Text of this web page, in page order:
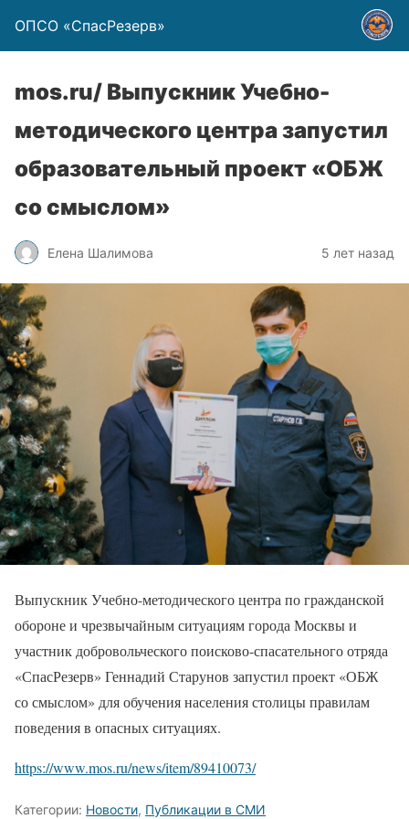
ОПСО «СпасРезерв»
mos.ru/ Выпускник Учебно-
методического центра запустил
образовательный проект «ОБЖ
со смыслом»
Елена Шалимова 5 лет назад
Выпускник Учебно-методического центра по гражданской
обороне и чрезвычайным ситуациям города Москвы и
участник добровольческого поисково-спасательного отряда
«СпасРезерв» Геннадий Старунов запустил проект «ОБЖ
со смыслом» для обучения населения столицы правилам
поведения в опасных ситуациях.
https://www.mos.ru/news/item/89410073/
Категории: Новости, Публикации в СМИ